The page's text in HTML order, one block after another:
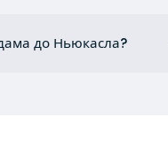
до Ньюкасла?